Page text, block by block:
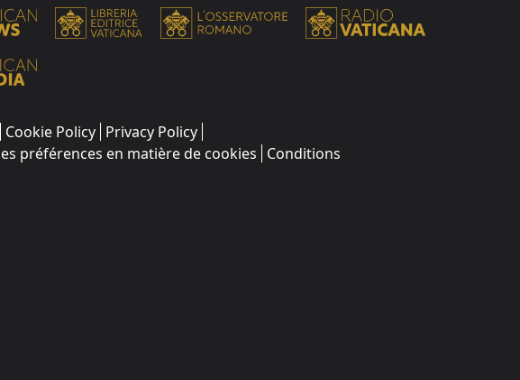
Cookie Policy Privacy Policy
préférences en matière de cookies Conditions